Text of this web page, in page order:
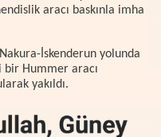
aracı baskınla imha
İskenderun yolunda
bir Hummer aracı
yakıldı.